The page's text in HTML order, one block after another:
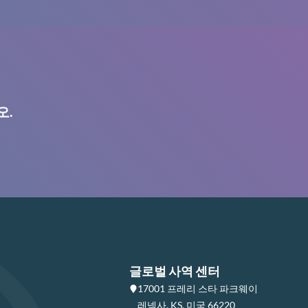
.
글로벌 사역 센터
17001 프레리 스타 파크웨이
레넥사, KS, 미국 66220